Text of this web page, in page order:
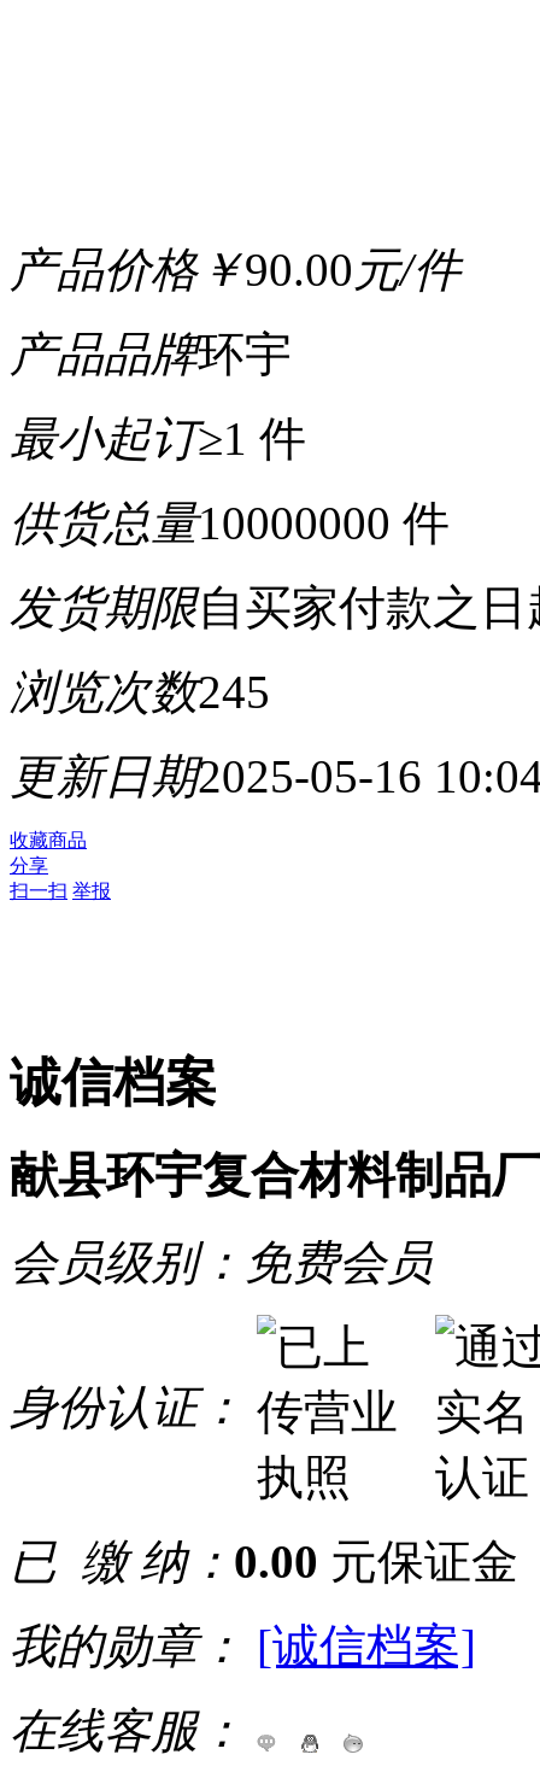
产品价格￥90.00 元/件
产品品牌环宇
最小起订≥1 件
供货总量10000000 件
发货期限自买家付款之
浏览次数245
更新日期2025-05-16
收藏商品
分享
扫一扫 举报
诚信档案
献县环宇复合材料制品厂
会员级别： 免费会员
身份认证：
已 缴 纳： 0.00 元保证金
我的勋章： [诚信档案]
在线客服：